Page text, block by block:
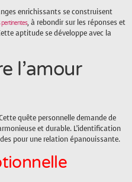
enrichissants se construisent
pertinentes, à rebondir sur les réponses et
aptitude se développe avec la
l’amour
quête personnelle demande de
et durable. L’identification
pour une relation épanouissante.